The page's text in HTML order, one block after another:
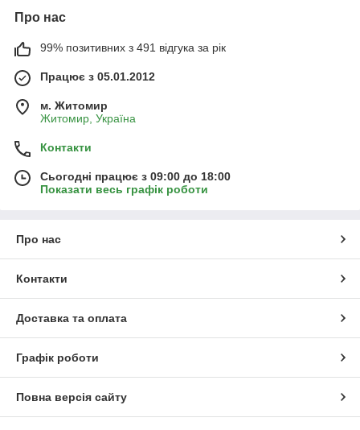
Про нас
99% позитивних з 491 відгука за рік
Працює з 05.01.2012
м. Житомир
Житомир, Україна
Контакти
Сьогодні працює з 09:00 до 18:00
Показати весь графік роботи
Про нас
Контакти
Доставка та оплата
Графік роботи
Повна версія сайту